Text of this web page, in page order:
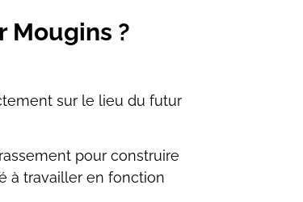
Mougins ?
sur le lieu du futur
pour construire
à travailler en fonction